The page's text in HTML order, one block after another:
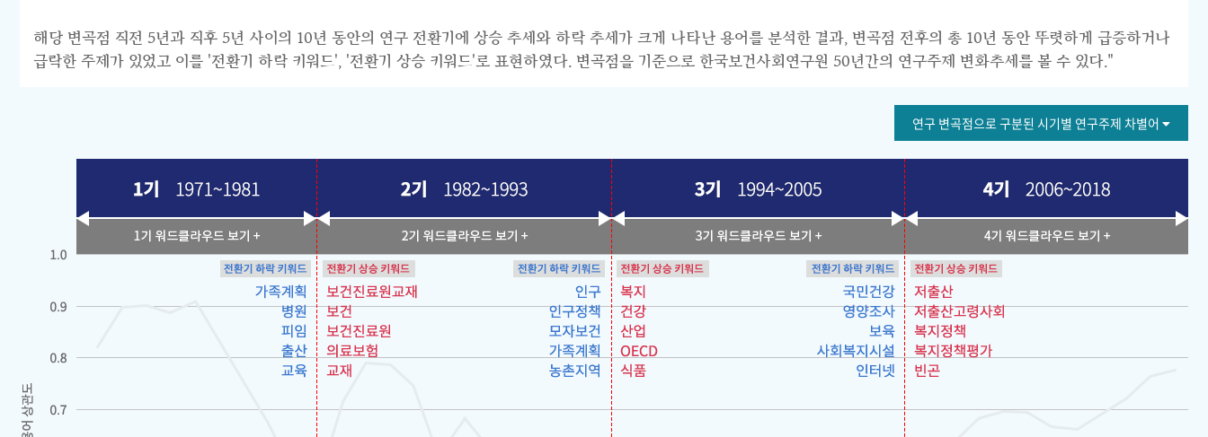
해당 변곡점 직전 5년과 직후 5년 사이의 10년 동안의 연구 전환기에 상승 추세와 하락 추세가 크게 나타난 용어를 분석한 결과, 변곡점 전후의 총 10년 동안 뚜렷하게 급증하거나
급락한 주제가 있었고 이를 '전환기 하락 키워드', '전환기 상승 키워드'로 표현하였다. 변곡점을 기준으로 한국보건사회연구원 50년간의 연구주제 변화추세를 볼 수 있다."
연구 변곡점으로 구분된 시기별 연구주제 차별어